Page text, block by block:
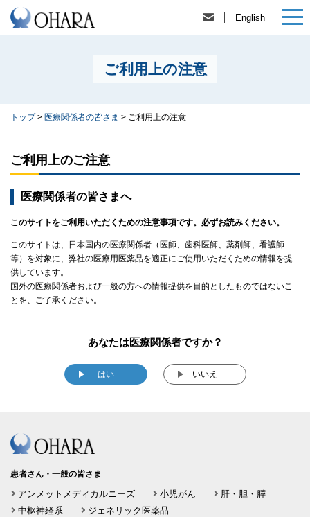
English
ご利用上の注意
トップ> 医療関係者の皆さま > ご利用上の注意
ご利用上のご注意
医療関係者の皆さまへ
このサイトをご利用いただくための注意事項です。必ずお読みください。
このサイトは、日本国内の医療関係者（医師、歯科医師、薬剤師、看護師
等）を対象に、弊社の医療用医薬品を適正にご使用いただくための情報を提
供しています。
国外の医療関係者および一般の方への情報提供を目的としたものではないこ
とを、ご了承ください。
あなたは医療関係者ですか？
はい いいえ
患者さん・一般の皆さま
アンメットメディカルニーズ 小児がん
肝・胆・膵
中枢神経系
ジェネリック医薬品